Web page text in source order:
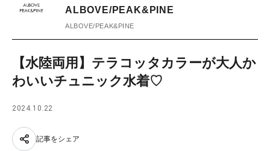
TAX FREE
JP
日本語 ALBOVE/PEAK&PINE
ALBOVE/PEAK&PINE
【水陸両用】テラコッタカラーが大人か
わいいチュニック水着♡
2024.10.22
記事をシェア